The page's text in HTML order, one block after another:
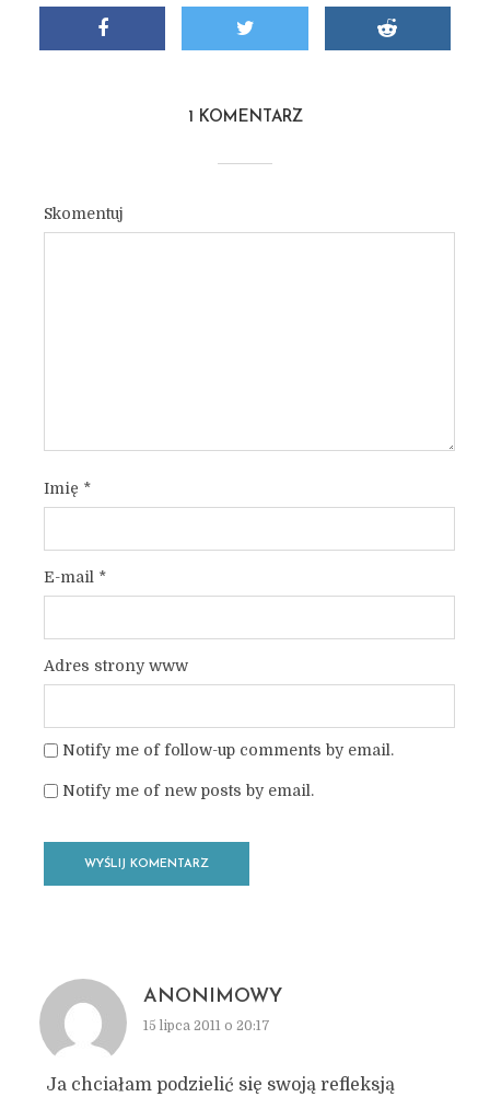
1 KOMENTARZ
Skomentuj
Imię *
E-mail *
Adres strony www
Notify me of follow-up comments by email.
Notify me of new posts by email.
ANONIMOWY
15 lipca 2011 o 20:17
Ja chciałam podzielić się swoją refleksją